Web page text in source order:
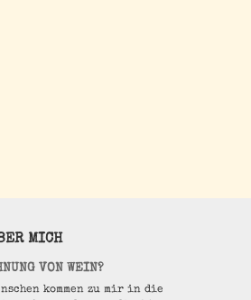
MICH
VON WEIN?
kommen zu mir in die